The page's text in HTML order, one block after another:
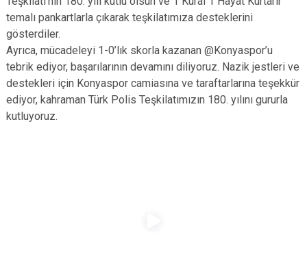
temalı pankartlarla çıkarak teşkilatımıza desteklerini
gösterdiler.
Ayrıca, mücadeleyi 1-0’lık skorla kazanan @Konyaspor’u
tebrik ediyor, başarılarının devamını diliyoruz. Nazik jestleri ve
destekleri için Konyaspor camiasına ve taraftarlarına teşekkür
ediyor, kahraman Türk Polis Teşkilatımızın 180. yılını gururla
kutluyoruz.